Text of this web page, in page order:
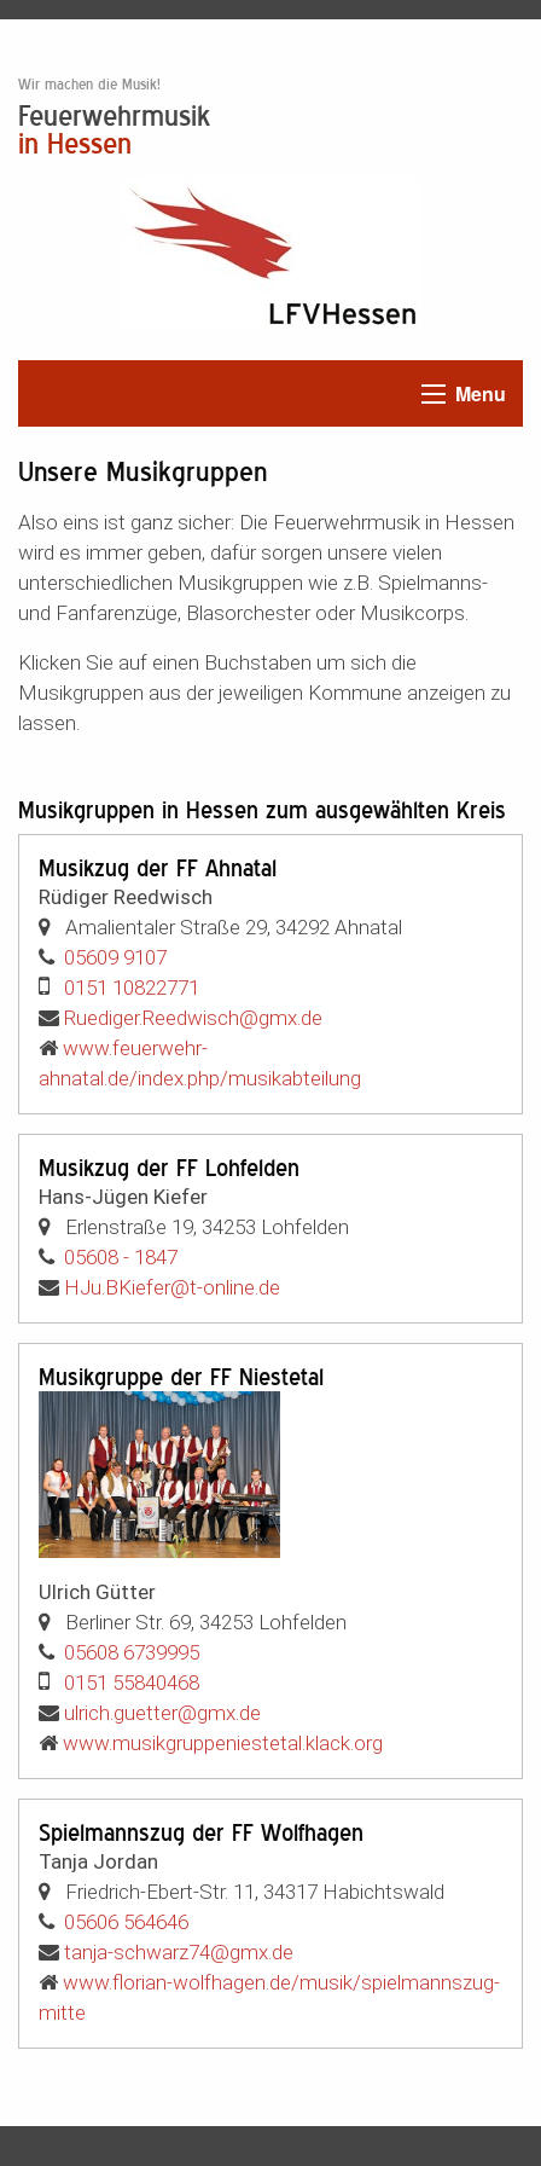
Wir machen die Musik!
Feuerwehrmusik
in Hessen
Menu
Unsere Musikgruppen
Also eins ist ganz sicher: Die Feuerwehrmusik in Hessen
wird es immer geben, dafür sorgen unsere vielen
unterschiedlichen Musikgruppen wie z.B. Spielmanns-
und Fanfarenzüge, Blasorchester oder Musikcorps.
Klicken Sie auf einen Buchstaben um sich die
Musikgruppen aus der jeweiligen Kommune anzeigen zu
lassen.
Musikgruppen in Hessen zum ausgewählten Kreis
Musikzug der FF Ahnatal
Rüdiger Reedwisch
Amalientaler Straße 29, 34292 Ahnatal
05609 9107
0151 10822771
Ruediger.Reedwisch@gmx.de
www.feuerwehr-
ahnatal.de/index.php/musikabteilung
Musikzug der FF Lohfelden
Hans-Jügen Kiefer
Erlenstraße 19, 34253 Lohfelden
05608 - 1847
HJu.BKiefer@t-online.de
Musikgruppe der FF Niestetal
Ulrich Gütter
Berliner Str. 69, 34253 Lohfelden
05608 6739995
0151 55840468
ulrich.guetter@gmx.de
www.musikgruppeniestetal.klack.org
Spielmannszug der FF Wolfhagen
Tanja Jordan
Friedrich-Ebert-Str. 11 , 34317 Habichtswald
05606 564646
tanja-schwarz74@gmx.de
www.florian-wolfhagen.de/musik/spielmannszug-
mitte